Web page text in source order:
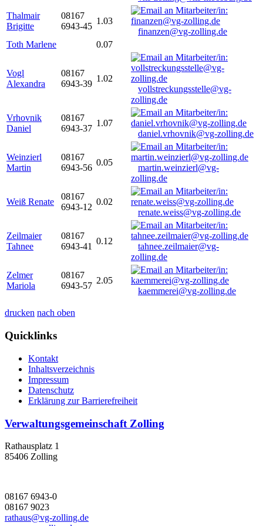
Thalmair
Brigitte
08167
6943-45
1.03
finanzen@vg-zolling.de
Toth Marlene
0.07
Vogl
Alexandra
08167
6943-39
1.02
vollstreckungsstelle@vg-
zolling.de
Vrhovnik
Daniel
08167
6943-37
1.07
daniel.vrhovnik@vg-zolling.de
Weinzierl
Martin
08167
6943-56
0.05
martin.weinzierl@vg-
zolling.de
Weiß Renate
08167
6943-12
0.02
renate.weiss@vg-zolling.de
Zeilmaier
Tahnee
08167
6943-41
0.12
tahnee.zeilmaier@vg-
zolling.de
Zelmer
Mariola
08167
6943-57
2.05
kaemmerei@vg-zolling.de
drucken nach oben
Quicklinks
Kontakt
Inhaltsverzeichnis
Impressum
Datenschutz
Erklärung zur Barrierefreiheit
Verwaltungsgemeinschaft Zolling
Rathausplatz 1
85406 Zolling
08167 6943-0
08167 9023
rathaus@vg-zolling.de